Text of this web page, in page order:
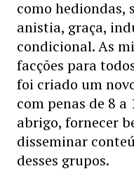
como hediondas,
anistia, graça,
condicional. As
facções para
foi criado um
com penas de 8
abrigo, fornecer
disseminar
desses grupos.